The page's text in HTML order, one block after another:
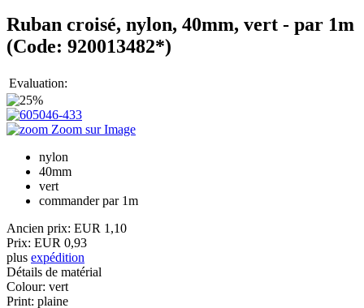
Ruban croisé, nylon, 40mm, vert - par 1m
(Code: 920013482*)
Evaluation:
Zoom sur Image
nylon
40mm
vert
commander par 1m
Ancien prix: EUR 1,10
Prix: EUR 0,93
plus expédition
Détails de matérial
Colour: vert
Print: plaine